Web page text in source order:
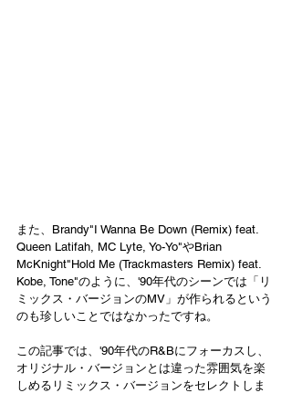
また、Brandy"I Wanna Be Down (Remix) feat.
Queen Latifah, MC Lyte, Yo-Yo"やBrian
McKnight"Hold Me (Trackmasters Remix) feat.
Kobe, Tone"のように、'90年代のシーンでは「リ
ミックス・バージョンのMV」が作られるという
のも珍しいことではなかったですね。
この記事では、'90年代のR&Bにフォーカスし、
オリジナル・バージョンとは違った雰囲気を楽
しめるリミックス・バージョンをセレクトしま